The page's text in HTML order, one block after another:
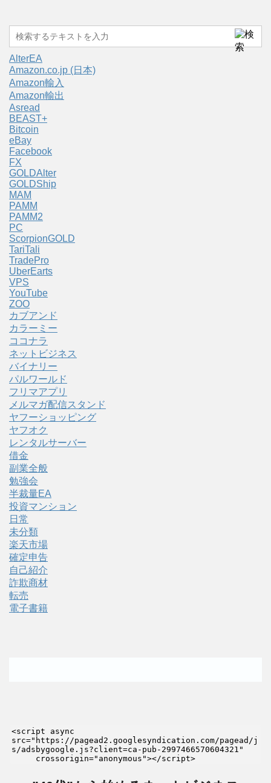
AlterEA
Amazon.co.jp (日本)
Amazon輸入
Amazon輸出
Asread
BEAST+
Bitcoin
eBay
Facebook
FX
GOLDAlter
GOLDShip
MAM
PAMM
PAMM2
PC
ScorpionGOLD
TariTali
TradePro
UberEarts
VPS
YouTube
ZOO
カブアンド
カラーミー
ココナラ
ネットビジネス
バイナリー
パルワールド
フリマアプリ
メルマガ配信スタンド
ヤフーショッピング
ヤフオク
レンタルサーバー
借金
副業全般
勉強会
半裁量EA
投資マンション
日常
未分類
楽天市場
確定申告
自己紹介
詐欺商材
転売
電子書籍
<script async
src="https://pagead2.googlesyndication.com/pagead/j
s/adsbygoogle.js?client=ca-pub-2997466570604321"
     crossorigin="anonymous"></script>